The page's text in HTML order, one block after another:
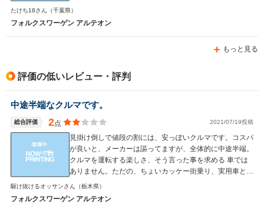
たけち18さん （千葉県）
フォルクスワーゲン アルテオン
もっと見る
評価の低いレビュー・評判
中途半端なクルマです。
総合評価 2点 2021/07/19投稿
見掛け倒しで値段の割には、安っぽいクルマです。コスパ
が良いと、メーカーは謳ってますが、全体的に中途半端。
クルマを運転する楽しさ、そう言った事を求める 車では
ありません。ただの、ちょいカッケー街乗り、実用車とし
ては、最高だと思います。
駆け抜けるオッサンさん （栃木県）
フォルクスワーゲン アルテオン